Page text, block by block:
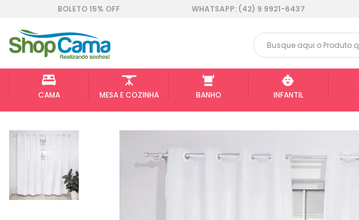
BOLETO 15% OFF WHATSAPP: (42) 9 9921-6437
CAMA MESA E COZINHA BANHO INFANTIL